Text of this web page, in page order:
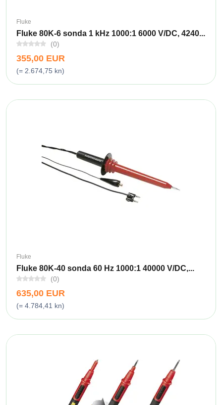
Fluke
Fluke 80K-6 sonda 1 kHz 1000:1 6000 V/DC, 4240...
(0)
355,00 EUR
(= 2.674,75 kn)
Fluke
Fluke 80K-40 sonda 60 Hz 1000:1 40000 V/DC,...
(0)
635,00 EUR
(= 4.784,41 kn)